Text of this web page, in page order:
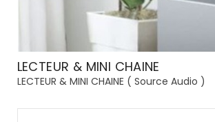
LECTEUR & MINI CHAINE
LECTEUR & MINI CHAINE ( Source Audio )